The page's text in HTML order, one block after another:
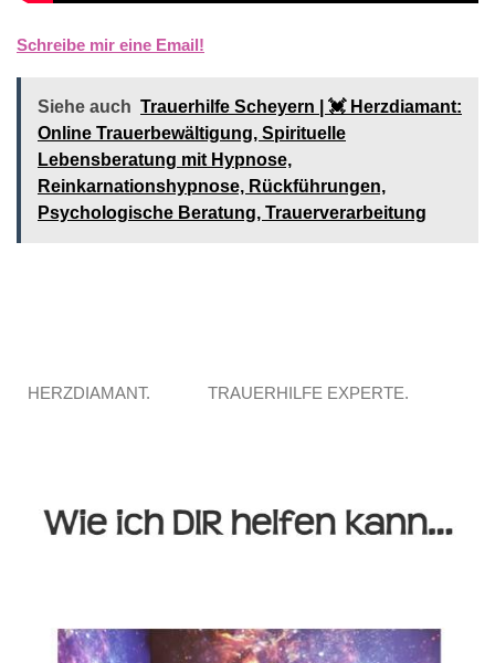
Schreibe mir eine Email!
Siehe auch Trauerhilfe Scheyern | 💓️️ Herzdiamant:
Online Trauerbewältigung, Spirituelle
Lebensberatung mit Hypnose,
Reinkarnationshypnose, Rückführungen,
Psychologische Beratung, Trauerverarbeitung
HERZDIAMANT. TRAUERHILFE EXPERTE.